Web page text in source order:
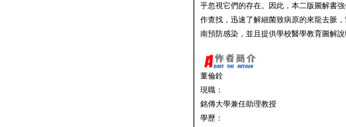
乎忽視它們的存在。因此，本二版圖解書
作查找，迅速了解細菌致病原的來龍去脈
南預防感染，並且提供學校醫學教育圖解說
董倫銓
現職：
銘傳大學兼任助理教授
學歷：